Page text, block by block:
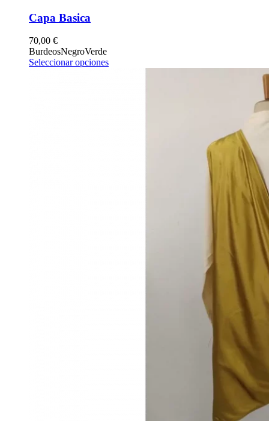
Capa Basica
70,00 €
BurdeosNegroVerde
Seleccionar opciones